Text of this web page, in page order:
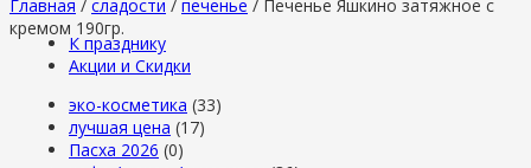
Главная / сладости / печенье / Печенье Яшкино затяжное с
кремом 190гр.
К празднику
Акции и Скидки
эко-косметика (33)
лучшая цена (17)
Пасха 2026 (0)